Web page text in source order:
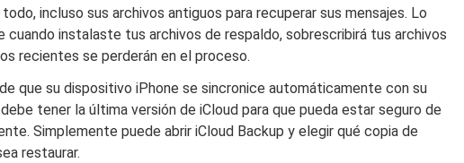
incluso sus archivos antiguos para recuperar sus mensajes. Lo
cuando instalaste tus archivos de respaldo, sobrescribirá tus archivos
recientes se perderán en el proceso.
que su dispositivo iPhone se sincronice automáticamente con su
tener la última versión de iCloud para que pueda estar seguro de
Simplemente puede abrir iCloud Backup y elegir qué copia de
restaurar.